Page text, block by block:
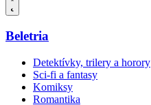
Beletria
Detektívky, trilery a horory
Sci-fi a fantasy
Komiksy
Romantika